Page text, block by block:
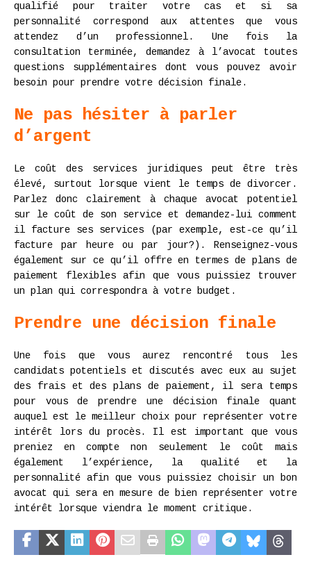
qualifié pour traiter votre cas et si sa
personnalité correspond aux attentes que vous
attendez d’un professionnel. Une fois la
consultation terminée, demandez à l’avocat toutes
questions supplémentaires dont vous pouvez avoir
besoin pour prendre votre décision finale.
Ne pas hésiter à parler
d’argent
Le coût des services juridiques peut être très
élevé, surtout lorsque vient le temps de divorcer.
Parlez donc clairement à chaque avocat potentiel
sur le coût de son service et demandez-lui comment
il facture ses services (par exemple, est-ce qu’il
facture par heure ou par jour?). Renseignez-vous
également sur ce qu’il offre en termes de plans de
paiement flexibles afin que vous puissiez trouver
un plan qui correspondra à votre budget.
Prendre une décision finale
Une fois que vous aurez rencontré tous les
candidats potentiels et discutés avec eux au sujet
des frais et des plans de paiement, il sera temps
pour vous de prendre une décision finale quant
auquel est le meilleur choix pour représenter votre
intérêt lors du procès. Il est important que vous
preniez en compte non seulement le coût mais
également l’expérience, la qualité et la
personnalité afin que vous puissiez choisir un bon
avocat qui sera en mesure de bien représenter votre
intérêt lorsque viendra le moment critique.